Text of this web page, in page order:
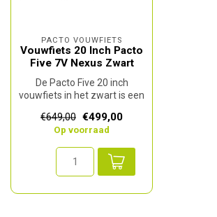
PACTO VOUWFIETS
Vouwfiets 20 Inch Pacto
Five 7V Nexus Zwart
De Pacto Five 20 inch
vouwfiets in het zwart is een
fie...
€649,00 €499,00
Op voorraad